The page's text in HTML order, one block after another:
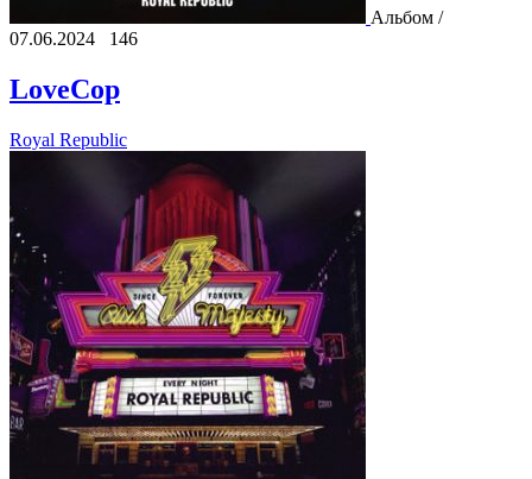
Альбом /
07.06.2024
146
LoveCop
Royal Republic